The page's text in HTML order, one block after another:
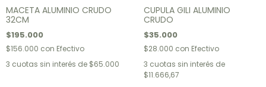
MACETA ALUMINIO CRUDO
32CM
$195.000
$156.000 con Efectivo
3 cuotas sin interés de $65.000
CUPULA GILI ALUMINIO
CRUDO
$35.000
$28.000 con Efectivo
3 cuotas sin interés de
$11.666,67